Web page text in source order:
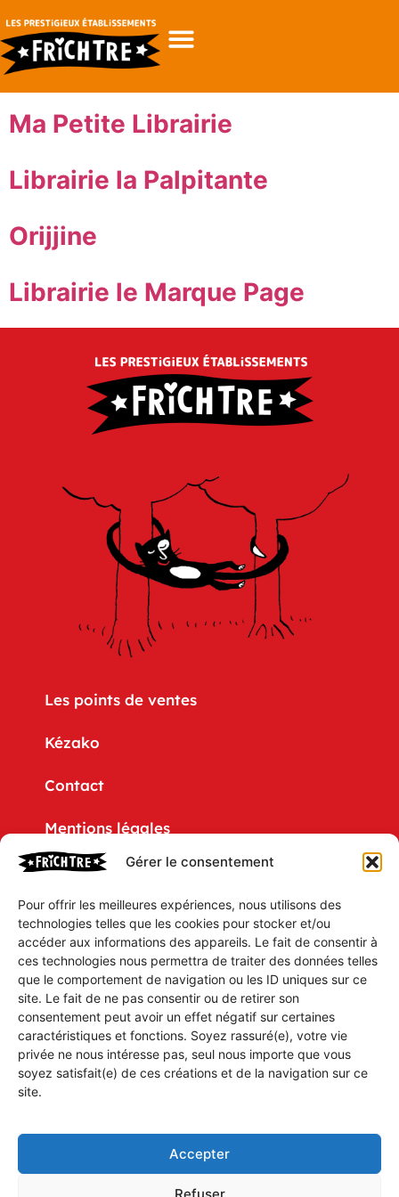
Gérer le consentement
Pour offrir les meilleures expériences, nous utilisons des
technologies telles que les cookies pour stocker et/ou
accéder aux informations des appareils. Le fait de consentir à
ces technologies nous permettra de traiter des données telles
que le comportement de navigation ou les ID uniques sur ce
site. Le fait de ne pas consentir ou de retirer son
consentement peut avoir un effet négatif sur certaines
caractéristiques et fonctions. Soyez rassuré(e), votre vie
privée ne nous intéresse pas, seul nous importe que vous
soyez satisfait(e) de ces créations et de la navigation sur ce
site.
Accepter
Refuser
Ma Petite Librairie
Librairie la Palpitante
Orijjine
Librairie le Marque Page
Les points de ventes
Kézako
Contact
Mentions légales
Politique de confidentialité
CGV
Mon compte
Mon Panier
Vous souhaitez être tenu(e) aux parfums des
dernières parutions, idées ou humeurs des
Prestigieux Établissements FRiCHTRE ?
et soyez au fait de tout.